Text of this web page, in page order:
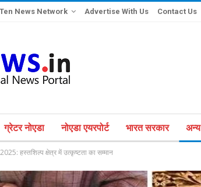
Ten News Network Advertise With Us Contact Us
ग्रेटर नोएडा नोएडा एयरपोर्ट भारत सरकार अन्य
हस्तशिल्प क्षेत्र में उत्कृष्टता का सम्मान